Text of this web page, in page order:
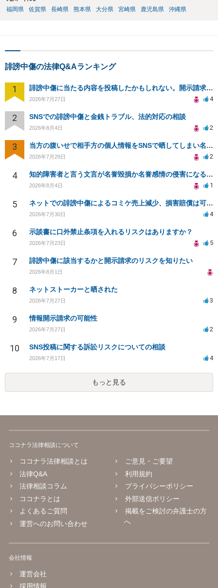
福岡県
佐賀県 長崎県 熊本県 大分県 宮崎県 鹿児島県 沖縄県
誹謗中傷の法律Q&Aランキング
1 誹謗中傷に当たる内容を投稿したかもしれない。開示請求や民事刑事裁判に発展しうるのか教えて欲しい。
2026年7月27日 4
2 SNSでの誹謗中傷と金銭トラブル、法的対応の相談
2026年8月4日 2
3 当方の腹いせで相手方の個人情報をSNSで晒してしまい名誉毀損させてしまったかもしれない
2026年7月29日 2
4 知的障害者と言う文言が名誉毀損か名誉感情の侵害になるか教えてほしい。
2026年8月4日 1
5 ネットでの誹謗中傷によるコミケ売上減少、損害賠償は可能か？
2026年7月30日 4
6 示談書に口外禁止条項を入れるリスクはありますか？
2026年7月23日 5
7 誹謗中傷に該当するかと開示請求のリスクを知りたい
2026年8月1日
8 ネットストーカーと晒された
2026年7月27日 3
9 情報開示請求の可能性
2026年7月27日 2
10 SNS投稿に関する訴訟リスクについての相談
2026年7月17日 4
もっと見る
ココナラ法律相談について
ココナラ法律相談とは
法律Q&A
法律相談コラム
ココナラとは
よくあるご質問
運営へのお問い合わせ
ご意見・ご要望
利用規約
プライバシーポリシー
外部送信ポリシー
掲載をご検討の弁護士の方
へ
会社情報
運営会社
採用情報